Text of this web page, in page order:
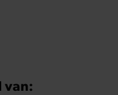
van: